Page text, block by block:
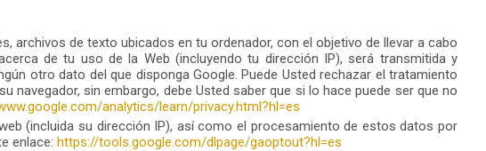
archivos de texto ubicados en tu ordenador, con el objetivo de llevar a cabo
de tu uso de la Web (incluyendo tu dirección IP), será transmitida y
otro dato del que disponga Google. Puede Usted rechazar el tratamiento
sin embargo, debe Usted saber que si lo hace puede ser que no
analytics/learn/privacy.html?hl=es
(incluida su dirección IP), así como el procesamiento de estos datos por
enlace: https://tools.google.com/dlpage/gaoptout?hl=es